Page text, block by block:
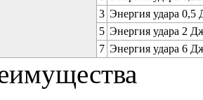
3 Энергия удара 0,5
5 Энергия удара 2
7 Энергия удара 6